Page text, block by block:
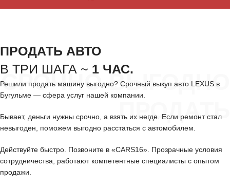
СРОЧНО ВЫГОДНО
ПРОДАТЬ
ПРОДАТЬ АВТО
В ТРИ ШАГА ~ 1 ЧАС.
Решили продать машину выгодно? Срочный выкуп авто LEXUS в
Бугульме — сфера услуг нашей компании.
Бывает, деньги нужны срочно, а взять их негде. Если ремонт стал
невыгоден, поможем выгодно расстаться с автомобилем.
Действуйте быстро. Позвоните в «CARS16». Прозрачные условия
сотрудничества, работают компетентные специалисты с опытом
продажи.